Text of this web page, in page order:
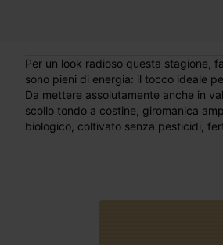
Per un look radioso questa stagione, facciamo scorta di t-shirt a fantasia frutta! L'ispirazione è deliziosamente retrò e i colori
sono pieni di energia: il tocco ideale
Da mettere assolutamente anche in
scollo tondo a costine, giromanica
biologico, coltivato senza pesticidi,